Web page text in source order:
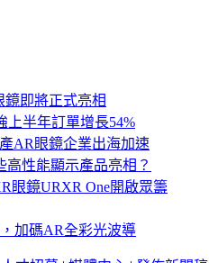
鏡即將正式亮相
上半年訂單增長54%
AR眼鏡企業出海加速
高性能顯示產品亮相？
眼鏡URXR One開啟眾籌
加碼AR全彩光波導